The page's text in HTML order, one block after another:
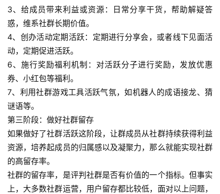
开
眼
案
例
避
坑
指
南
运
营
百
科
登录
3、给成员带来利益或资源：日常分享干货，帮助解疑答
惑，维系社群长期价值。
4、创办活动定期活跃：定期进行分享会，或者线下见面活
动，定期促进活跃。
6、施行奖励福利机制：对活跃分子进行奖励，发放优惠
券、小红包等福利。
7、利用社群游戏工具活跃气氛，如机器人的成语接龙、猜
谜语等。
第三阶段：做好社群留存
如果做好了社群活跃这阶段，让群成员从社群持续获得利益
资源，培养起成员的归属感以及凝聚力，那么就能实现社群
的高留存率。
社群的留存率，是评判社群是否有价值的一个指标。但事实
上，大多数社群运营，用户留存都比较低，面对以上问题，